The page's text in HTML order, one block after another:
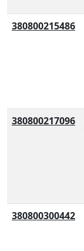
380800215486
380800217096
380800300442